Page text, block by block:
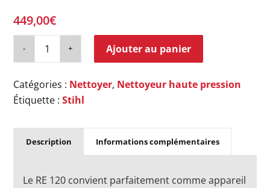
449,00€
Ajouter au panier
Catégories : Nettoyer, Nettoyeur haute pression
Étiquette :Stihl
Description Informations complémentaires
Le RE 120 convient parfaitement comme appareil